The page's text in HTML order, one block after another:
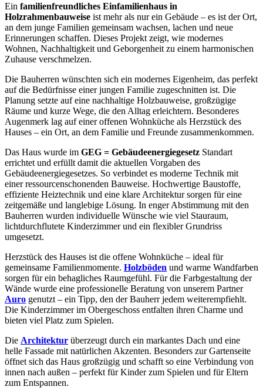
Ein familienfreundliches Einfamilienhaus in
Holzrahmenbauweise ist mehr als nur ein Gebäude – es ist der Ort,
an dem junge Familien gemeinsam wachsen, lachen und neue
Erinnerungen schaffen. Dieses Projekt zeigt, wie modernes
Wohnen, Nachhaltigkeit und Geborgenheit zu einem harmonischen
Zuhause verschmelzen.
Die Bauherren wünschten sich ein modernes Eigenheim, das perfekt
auf die Bedürfnisse einer jungen Familie zugeschnitten ist. Die
Planung setzte auf eine nachhaltige Holzbauweise, großzügige
Räume und kurze Wege, die den Alltag erleichtern. Besonderes
Augenmerk lag auf einer offenen Wohnküche als Herzstück des
Hauses – ein Ort, an dem Familie und Freunde zusammenkommen.
Das Haus wurde im GEG = Gebäudeenergiegesetz Standart
errichtet und erfüllt damit die aktuellen Vorgaben des
Gebäudeenergiegesetzes. So verbindet es moderne Technik mit
einer ressourcenschonenden Bauweise. Hochwertige Baustoffe,
effiziente Heiztechnik und eine klare Architektur sorgen für eine
zeitgemäße und langlebige Lösung. In enger Abstimmung mit den
Bauherren wurden individuelle Wünsche wie viel Stauraum,
lichtdurchflutete Kinderzimmer und ein flexibler Grundriss
umgesetzt.
Herzstück des Hauses ist die offene Wohnküche – ideal für
gemeinsame Familienmomente. Holzböden und warme Wandfarben
sorgen für ein behagliches Raumgefühl. Für die Farbgestaltung der
Wände wurde eine professionelle Beratung von unserem Partner
Auro genutzt – ein Tipp, den der Bauherr jedem weiterempfiehlt.
Die Kinderzimmer im Obergeschoss entfalten ihren Charme und
bieten viel Platz zum Spielen.
Die Architektur überzeugt durch ein markantes Dach und eine
helle Fassade mit natürlichen Akzenten. Besonders zur Gartenseite
öffnet sich das Haus großzügig und schafft so eine Verbindung von
innen nach außen – perfekt für Kinder zum Spielen und für Eltern
zum Entspannen.